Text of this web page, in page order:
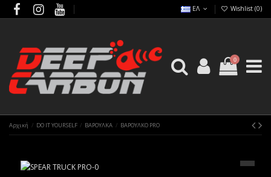
ΕΛ Wishlist (0)
0
Αρχική DO IT YOURSELF ΒΑΡΟΥΛΚΑ ΒΑΡΟΥΛΚΟ PRO